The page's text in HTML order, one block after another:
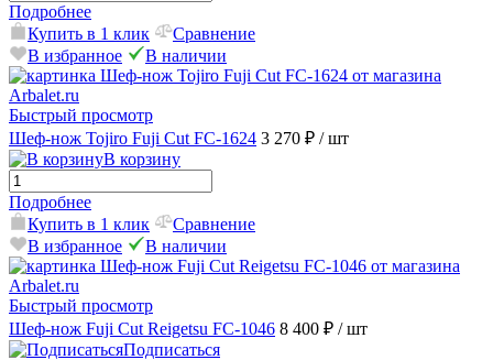
Подробнее
Купить в 1 клик
Сравнение
В избранное
В наличии
Быстрый просмотр
Шеф-нож Tojiro Fuji Cut FC-1624 3 270 ₽ / шт
В корзину
Подробнее
Купить в 1 клик
Сравнение
В избранное
В наличии
Быстрый просмотр
Шеф-нож Fuji Cut Reigetsu FC-1046 8 400 ₽ / шт
Подписаться